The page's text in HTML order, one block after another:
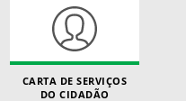
CARTA DE SERVIÇOS
DO CIDADÃO